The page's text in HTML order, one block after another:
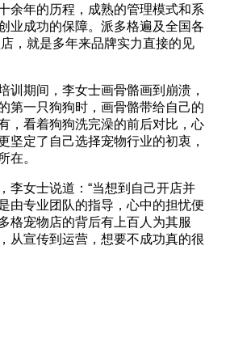
余年的历程，成熟的管理模式和系
业成功的保障。派多格遍及全国各
，就是多年来品牌实力直接的见
期间，李女士画骨骼画到崩溃，
第一只狗狗时，画骨骼带给自己的
，看着狗狗洗完澡的前后对比，心
坚定了自己选择宠物行业的初衷，
在。
女士说道：“当想到自己开店并
由专业团队的指导，心中的担忧便
格宠物店的背后有上百人为其服
从宣传到运营，想要不成功真的很